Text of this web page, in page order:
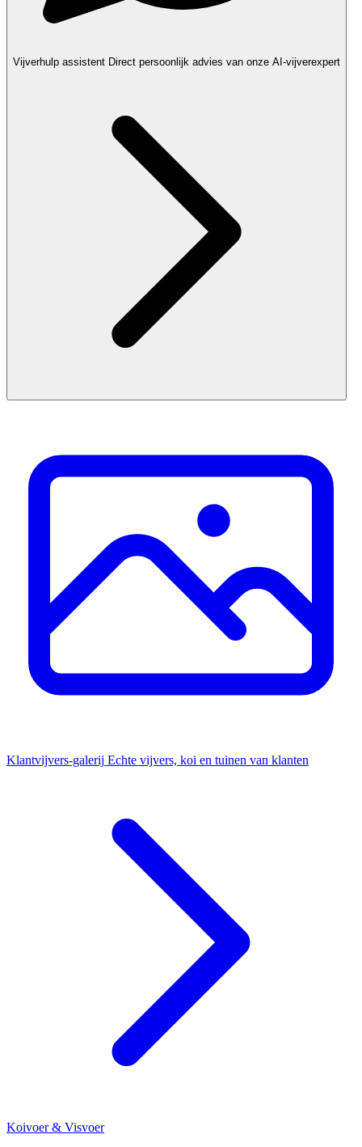
Vijverhulp assistent Direct persoonlijk advies van onze AI-vijverexpert
Klantvijvers-galerij Echte vijvers, koi en tuinen van klanten
Koivoer & Visvoer